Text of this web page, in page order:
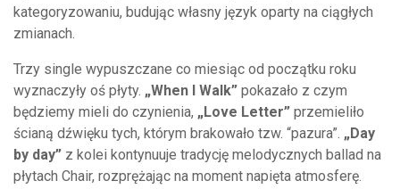
kategoryzowaniu, budując własny język oparty na ciągłych
zmianach.
Trzy single wypuszczane co miesiąc od początku roku
wyznaczyły oś płyty. „When I Walk” pokazało z czym
będziemy mieli do czynienia, „Love Letter” przemieliło
ścianą dźwięku tych, którym brakowało tzw. “pazura”. „Day
by day” z kolei kontynuuje tradycję melodycznych ballad na
płytach Chair, rozprężając na moment napięta atmosferę.